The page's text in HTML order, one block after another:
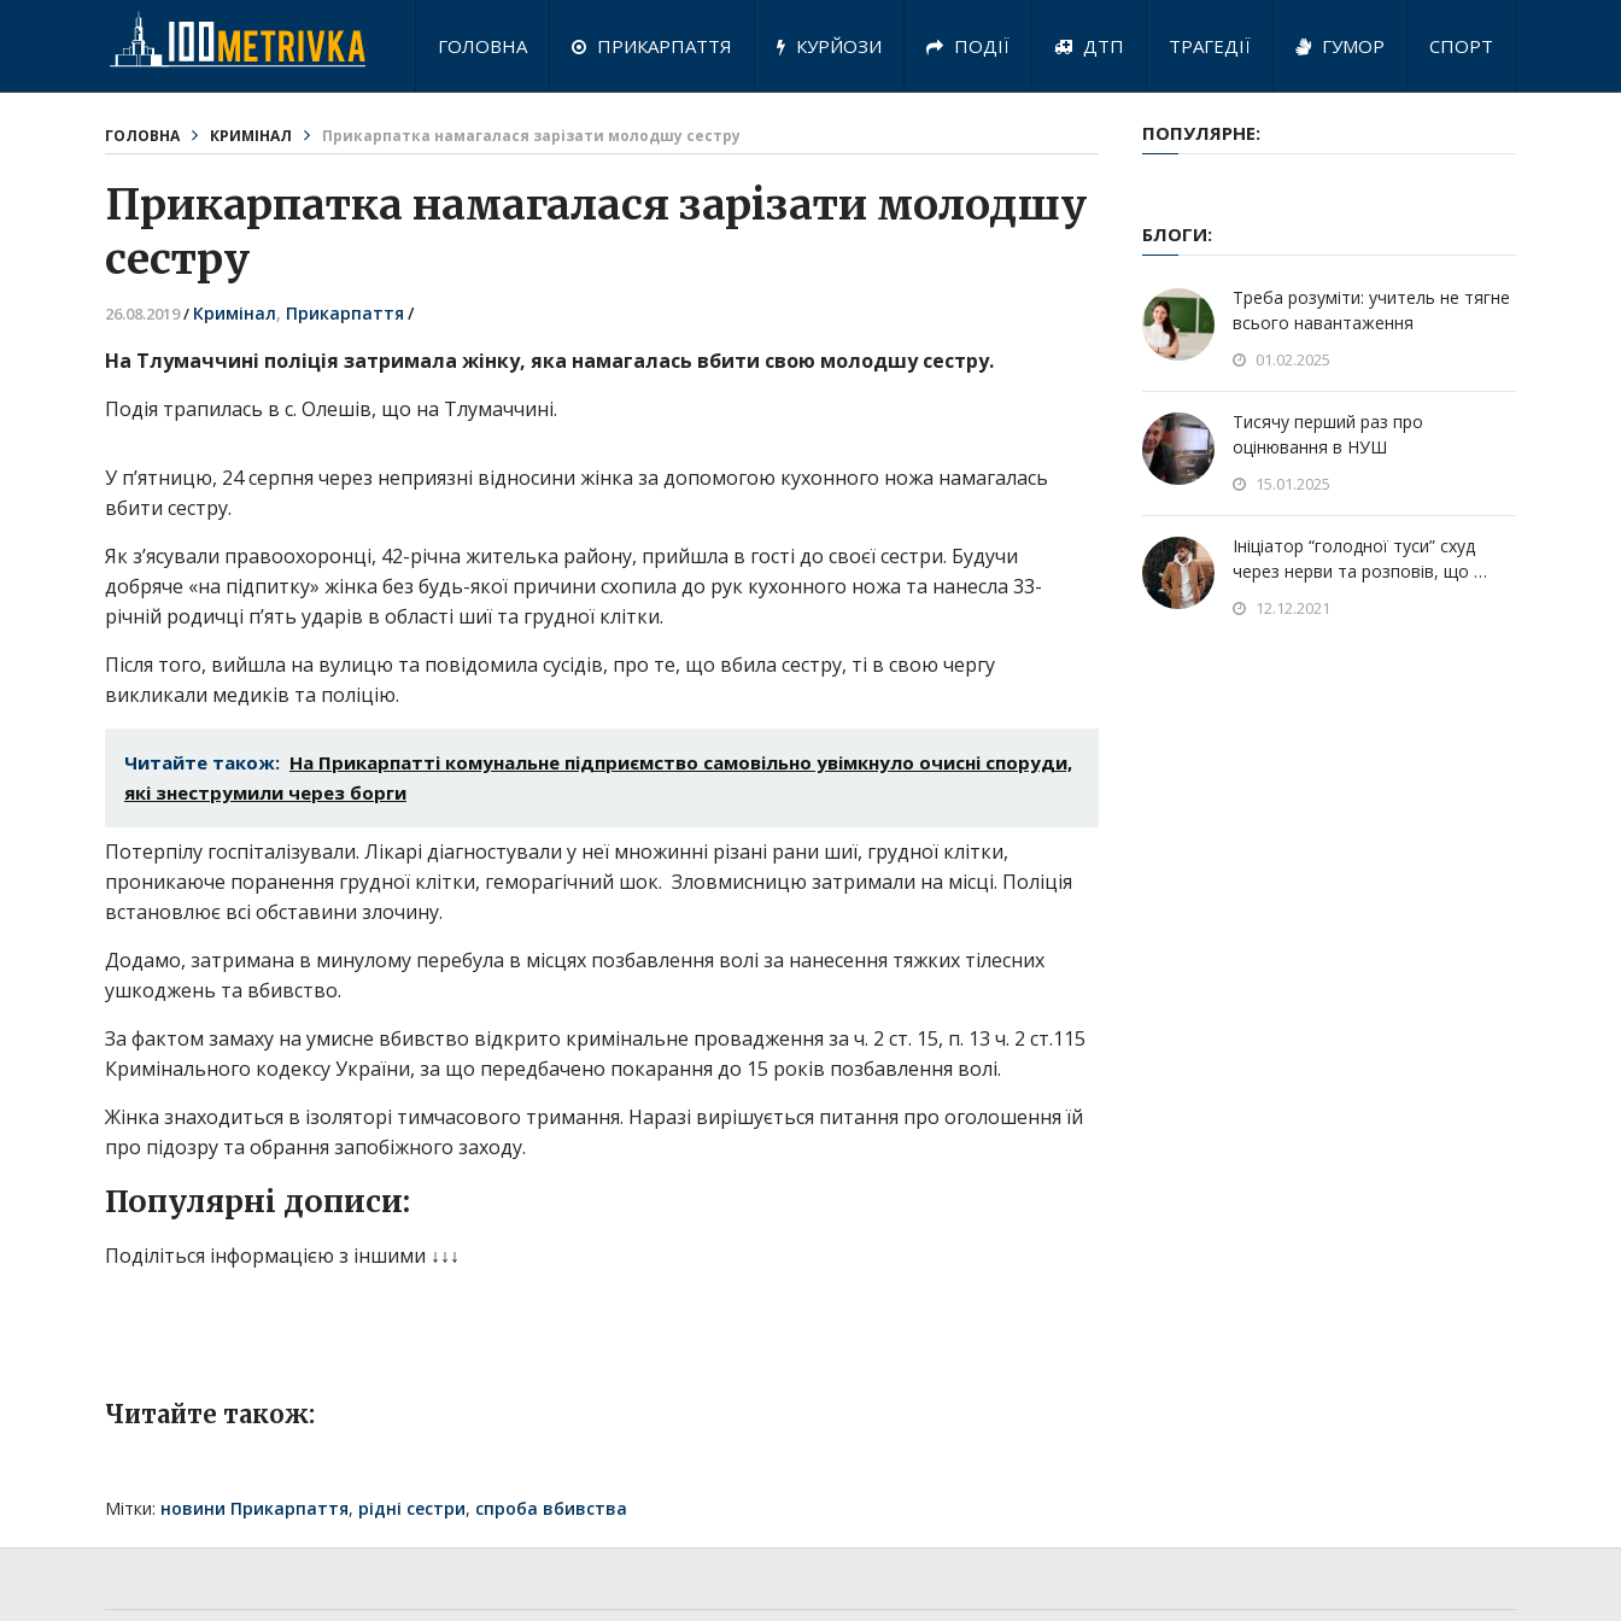
ГОЛОВНА ПРИКАРПАТТЯ КУРЙОЗИ ПОДІЇ ДТП ТРАГЕДІЇ ГУМОР СПОРТ
ГОЛОВНА КРИМІНАЛ Прикарпатка намагалася зарізати молодшу сестру
Прикарпатка намагалася зарізати молодшу
сестру
26.08.2019/ Кримінал, Прикарпаття /
На Тлумаччині поліція затримала жінку, яка намагалась вбити свою молодшу сестру.
Подія трапилась в с. Олешів, що на Тлумаччині.
У п’ятницю, 24 серпня через неприязні відносини жінка за допомогою кухонного ножа намагалась
вбити сестру.
Як з’ясували правоохоронці, 42-річна жителька району, прийшла в гості до своєї сестри. Будучи
добряче «на підпитку» жінка без будь-якої причини схопила до рук кухонного ножа та нанесла 33-
річній родичці п’ять ударів в області шиї та грудної клітки.
Після того, вийшла на вулицю та повідомила сусідів, про те, що вбила сестру, ті в свою чергу
викликали медиків та поліцію.
Читайте також: На Прикарпатті комунальне підприємство самовільно увімкнуло очисні споруди,
які знеструмили через борги
Потерпілу госпіталізували. Лікарі діагностували у неї множинні різані рани шиї, грудної клітки,
проникаюче поранення грудної клітки, геморагічний шок. Зловмисницю затримали на місці. Поліція
встановлює всі обставини злочину.
Додамо, затримана в минулому перебула в місцях позбавлення волі за нанесення тяжких тілесних
ушкоджень та вбивство.
За фактом замаху на умисне вбивство відкрито кримінальне провадження за ч. 2 ст. 15, п. 13 ч. 2 ст.115
Кримінального кодексу України, за що передбачено покарання до 15 років позбавлення волі.
Жінка знаходиться в ізоляторі тимчасового тримання. Наразі вирішується питання про оголошення їй
про підозру та обрання запобіжного заходу.
Популярні дописи:
Поділіться інформацією з іншими ↓↓↓
Читайте також:
Мітки: новини Прикарпаття, рідні сестри, спроба вбивства
ПОПУЛЯРНЕ:
БЛОГИ:
Треба розуміти: учитель не тягне
всього навантаження
01.02.2025
Тисячу перший раз про
оцінювання в НУШ
15.01.2025
Ініціатор “голодної туси” схуд
через нерви та розповів, що …
12.12.2021